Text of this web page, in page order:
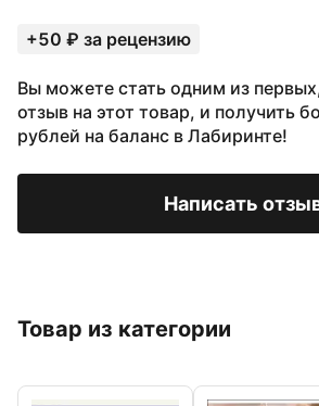
+50 ₽ за рецензию
Вы можете стать одним из
отзыв на этот товар, и получить
рублей на баланс в Лабиринте!
Написать
Товар из категории